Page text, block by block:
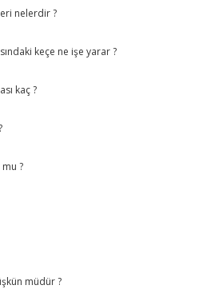
nelerdir ?
keçe ne işe yarar ?
kaç ?
?
müdür ?